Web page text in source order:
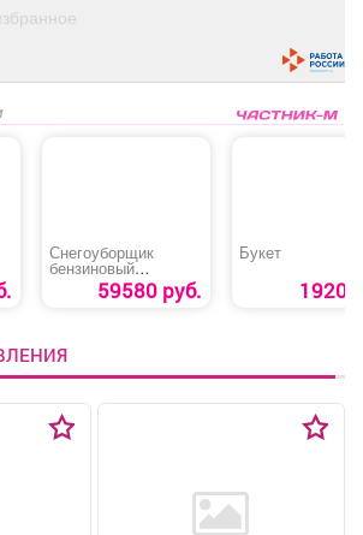
Снегоуборщик
бензиновый
«MAXPILER MST-
4050B»59580 руб.
Букет
1920